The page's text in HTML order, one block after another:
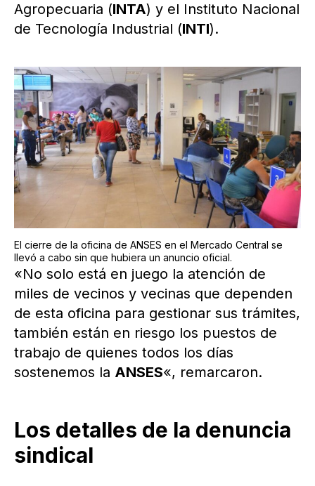
Agropecuaria (INTA) y el Instituto Nacional
de Tecnología Industrial (INTI).
El cierre de la oficina de ANSES en el Mercado Central se
llevó a cabo sin que hubiera un anuncio oficial.
«No solo está en juego la atención de
miles de vecinos y vecinas que dependen
de esta oficina para gestionar sus trámites,
también están en riesgo los puestos de
trabajo de quienes todos los días
sostenemos la ANSES«, remarcaron.
Los detalles de la denuncia
sindical